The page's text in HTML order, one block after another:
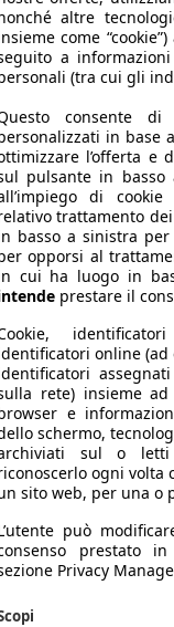
altre
come
a
(tra cui gli
consente di
in base
l’offerta e
pulsante in basso
di
trattamento
basso a sinistra
opporsi al
cui ha luogo in
prestare il
online (ad
rete) insieme
e
schermo,
sul o letti
ogni volta
sito web, per una o
può
prestato
Privacy